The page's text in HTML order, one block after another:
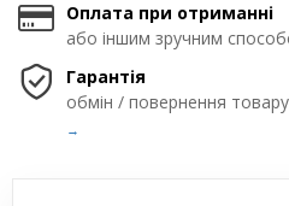
Оплата при отриманні
або іншим зручним
Гарантія
обмін / повернення
→